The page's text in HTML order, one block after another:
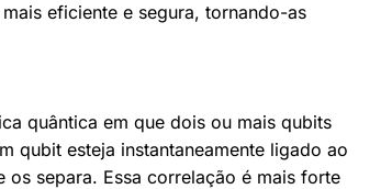
eficiente e segura, tornando-as
quântica em que dois ou mais qubits
qubit esteja instantaneamente ligado ao
separa. Essa correlação é mais forte